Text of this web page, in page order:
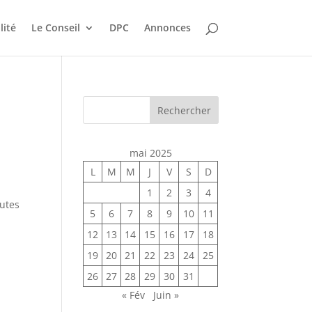
Le Conseil DPC Annonces
Rechercher
mai 2025
L
M M J V S
D
1
2 3
4
5
6 7 8 9 10
11
12
13 14 15 16 17
18
19 20 21 22 23 24
25
26 27 28 29 30
31
« Fév
Juin »